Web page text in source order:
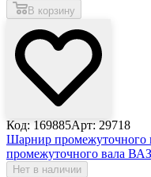
В корзину
Код: 169885Арт: 29718
Шарнир промежуточного
промежуточного вала
Нет в наличии